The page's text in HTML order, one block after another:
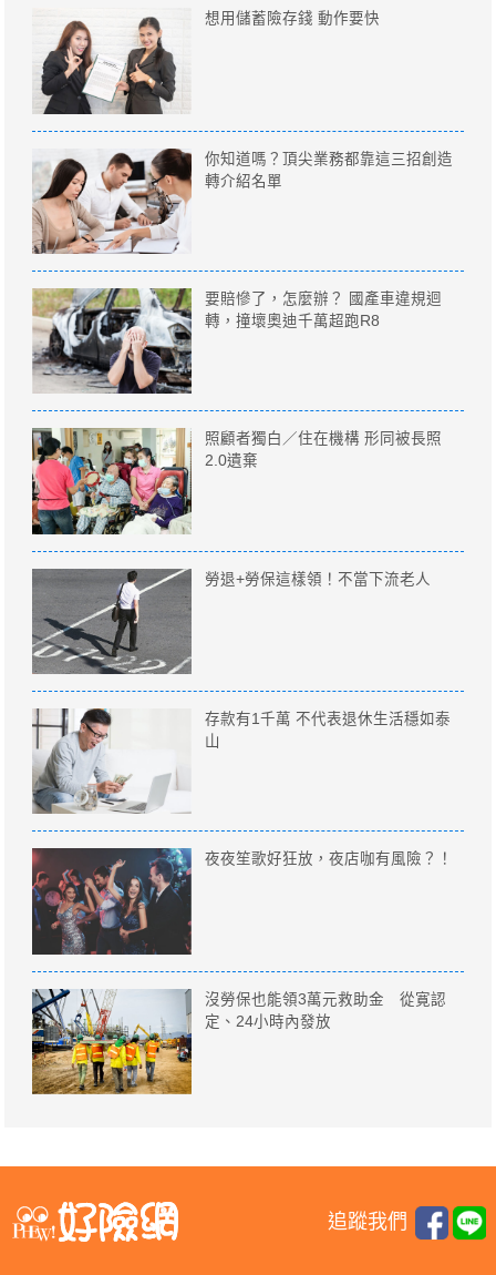
想用儲蓄險存錢 動作要快
你知道嗎？頂尖業務都靠這三招創造
轉介紹名單
要賠慘了，怎麼辦？ 國產車違規迴
轉，撞壞奧迪千萬超跑R8
照顧者獨白／住在機構 形同被長照
2.0遺棄
勞退+勞保這樣領！不當下流老人
存款有1千萬 不代表退休生活穩如泰
山
夜夜笙歌好狂放，夜店咖有風險？！
沒勞保也能領3萬元救助金 從寛認
定、24小時內發放
追蹤我們